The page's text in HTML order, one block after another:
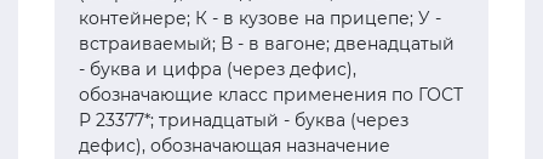
контейнере; К - в кузове на прицепе; У -
встраиваемый; В - в вагоне; двенадцатый
- буква и цифра (через дефис),
обозначающие класс применения по ГОСТ
Р 23377*; тринадцатый - буква (через
дефис), обозначающая назначение